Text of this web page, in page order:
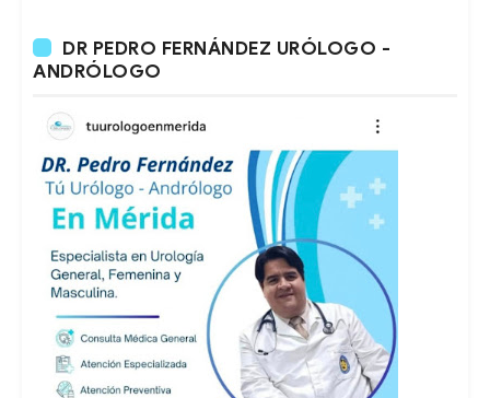
DR PEDRO FERNÁNDEZ URÓLOGO -
ANDRÓLOGO